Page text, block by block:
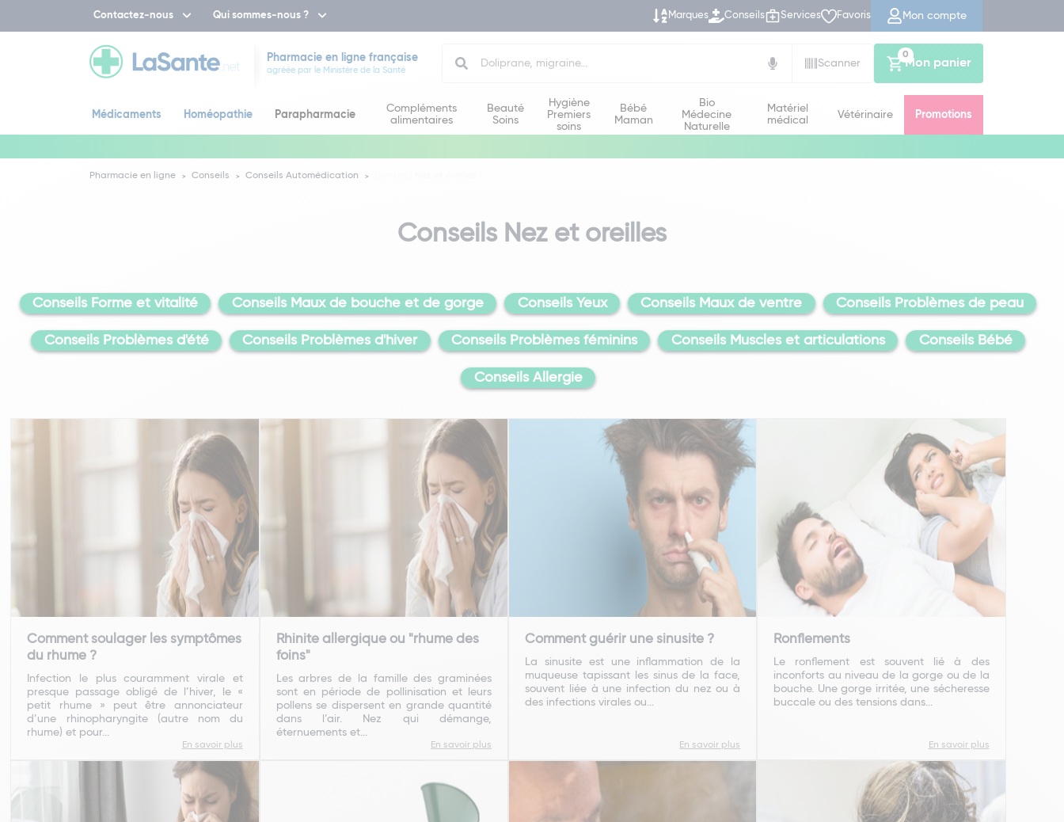
Contactez-nous Qui sommes-nous ? Marques Conseils Services Favoris Mon compte
Pharmacie en ligne française
agréée par le Ministère de la Santé
Scanner
Mon panier
0
Médicaments Homéopathie Parapharmacie
Compléments
alimentaires
Beauté
Soins
Hygiène
Premiers
soins
Bébé
Maman
Bio
Médecine
Naturelle
Matériel
médical
Vétérinaire Promotions
Pharmacie en ligne Conseils Conseils Automédication
Conseils Nez et oreilles
Conseils Forme et vitalité Conseils Maux de bouche et de gorge Conseils Yeux Conseils Maux de ventre Conseils Problèmes de peau
Conseils Problèmes d'été Conseils Problèmes d'hiver Conseils Problèmes féminins Conseils Muscles et articulations Conseils Bébé
Conseils Allergie
Comment soulager les symptômes
du rhume ?
Infection le plus couramment virale et
presque passage obligé de l’hiver, le «
petit rhume » peut être annonciateur
d’une rhinopharyngite (autre nom du
rhume) et pour...
En savoir plus
Rhinite allergique ou "rhume des
foins"
Les arbres de la famille des graminées
sont en période de pollinisation et leurs
pollens se dispersent en grande quantité
dans l’air. Nez qui démange,
éternuements et...
En savoir plus
Comment guérir une sinusite ?
La sinusite est une inflammation de la
muqueuse tapissant les sinus de la face,
souvent liée à une infection du nez ou à
des infections virales ou...
En savoir plus
Ronflements
Le ronflement est souvent lié à des
inconforts au niveau de la gorge ou de la
bouche. Une gorge irritée, une sécheresse
buccale ou des tensions dans...
En savoir plus